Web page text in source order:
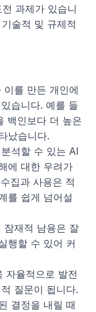
과제가 있습니
술적 및 규제적
를 만든 개인에
습니다. 예를 들
백인보다 더 높은
났습니다.
석할 수 있는 AI
에 대한 우려가
집과 사용은 적
를 쉽게 넘어설
잠재적 남용은 잘
행할 수 있어 커
자율적으로 발전
질문이 됩니다.
결정을 내릴 때